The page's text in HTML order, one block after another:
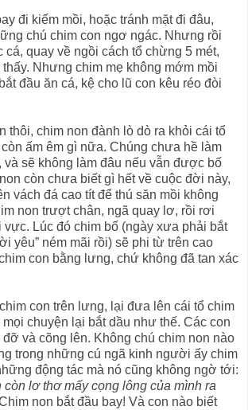
đi kiếm mồi, hoặc tránh mặt đi đâu,
chú chim con ngơ ngác. Nhưng rồi
quay về ngồi cách tổ chừng 5 mét,
Nhưng chim mẹ không mớm mồi
đầu ăn cá, kệ cho lũ con kêu réo đòi
thôi, chim non đành lò dò ra khỏi cái tổ
ấm êm gì nữa. Chúng chưa hề làm
sẽ không làm đâu nếu vẫn được bố
còn chưa biết gì hết về cuộc đời này,
vách đá cao tít để thú săn mồi không
non trượt chân, ngã quay lơ, rồi rơi
Lúc đó chim bố (ngày xưa phải bắt
yêu” ném mãi rồi) sẽ phi từ trên cao
con bằng lưng, chứ không đã tan xác
con trên lưng, lại đưa lên cái tổ chim
chuyện lại bắt dầu như thế. Các con
và cõng lên. Không chú chim non nào
trong những cú ngã kinh người ấy chim
động tác mà nó cũng không ngờ tới:
còn lơ thơ mấy cọng lông của mình ra
non bắt đầu bay! Và con nào biết